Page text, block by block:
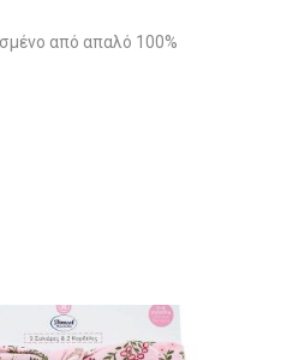
από απαλό 100%